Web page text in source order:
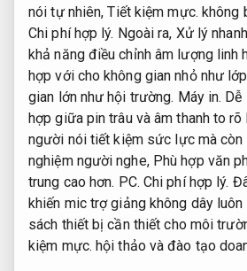
nói tự nhiên,Tiết kiệm mực. không
Chi phí hợp lý. Ngoài ra, Xử lý
khả năng điều chỉnh âm lượng linh
hợp với cho không gian nhỏ như
gian lớn như hội trường. Máy in. Dễ
hợp giữa pin trâu và âm thanh to rõ
người nói tiết kiệm sức lực mà còn
nghiệm người nghe, Phù hợp văn
trung cao hơn. PC. Chi phí hợp lý.
khiến mic trợ giảng không dây luôn
sách thiết bị cần thiết cho môi
kiệm mực. hội thảo và đào tạo